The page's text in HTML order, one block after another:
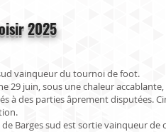
2025
vainqueur du tournoi de foot.
29 juin, sous une chaleur
à des parties âprement disputées.
de Barges sud est sortie vainqueur